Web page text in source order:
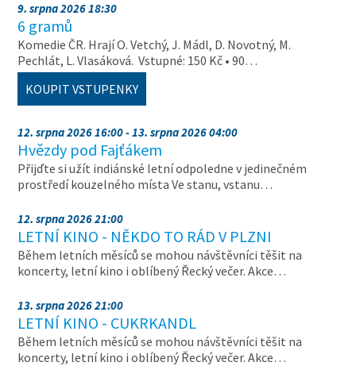
9. srpna 2026 18:30
6 gramů
Komedie ČR. Hrají O. Vetchý, J. Mádl, D. Novotný, M.
Pechlát, L. Vlasáková. Vstupné: 150 Kč • 90…
KOUPIT VSTUPENKY
12. srpna 2026 16:00 - 13. srpna 2026 04:00
Hvězdy pod Fajťákem
Přijďte si užít indiánské letní odpoledne v jedinečném
prostředí kouzelného místa Ve stanu, vstanu…
12. srpna 2026 21:00
LETNÍ KINO - NĚKDO TO RÁD V PLZNI
Během letních měsíců se mohou návštěvníci těšit na
koncerty, letní kino i oblíbený Řecký večer. Akce…
13. srpna 2026 21:00
LETNÍ KINO - CUKRKANDL
Během letních měsíců se mohou návštěvníci těšit na
koncerty, letní kino i oblíbený Řecký večer. Akce…